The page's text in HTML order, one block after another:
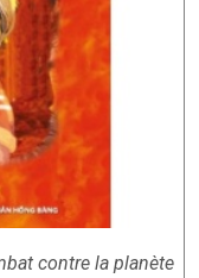
contre la planète